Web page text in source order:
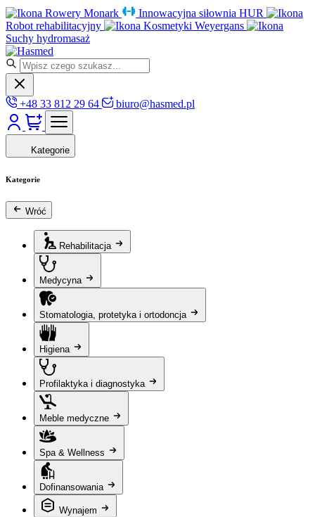
Rowery Monark
Innowacyjna siłownia HUR
Robot rehabilitacyjny
Kosmetyki Weyergans
Suchy hydromasaż
+48 33 812 29 64 biuro@hasmed.pl
Kategorie
Kategorie
Wróć
Rehabilitacja
Medycyna
Stomatologia, protetyka i ortodoncja
Higiena
Profilaktyka i diagnostyka
Meble medyczne
Spa & Wellness
Dofinansowania
Wynajem